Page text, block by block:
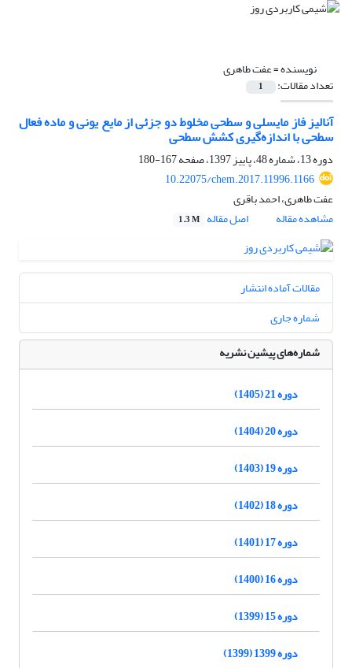
نویسنده =عفت طاهری
تعداد مقالات: 1
آنالیز فاز مایسلی و سطحی مخلوط دو جزئی از مایع یونی و ماده فعال
سطحی با اندازه‌گیری کشش سطحی
دوره 13، شماره 48، پاییز 1397، صفحه
167-180
10.22075/chem.2017.11996.1166
عفت طاهری، احمد باقری
مشاهده مقاله
اصل مقاله 1.3 M
مقالات آماده انتشار
شماره جاری
شماره‌های پیشین نشریه
دوره 21 (1405)
دوره 20 (1404)
دوره 19 (1403)
دوره 18 (1402)
دوره 17 (1401)
دوره 16 (1400)
دوره 15 (1399)
دوره 1399 (1399)